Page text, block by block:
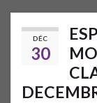
DÉC
30